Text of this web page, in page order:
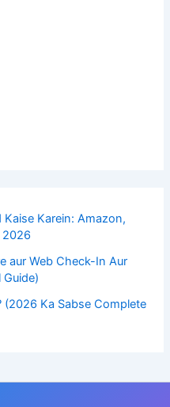
Karein: Amazon,
2026
aur Web Check-In Aur
Guide)
(2026 Ka Sabse Complete